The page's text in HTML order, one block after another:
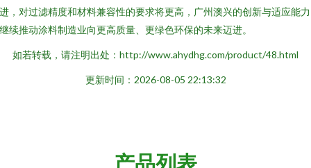
，对过滤精度和材料兼容性的要求将更高，广州澳兴的创新与适应能
续推动涂料制造业向更高质量、更绿色环保的未来迈进。
如若转载，请注明出处：http://www.ahydhg.com/product/48.html
更新时间：2026-08-05 22:13:32
产品列表